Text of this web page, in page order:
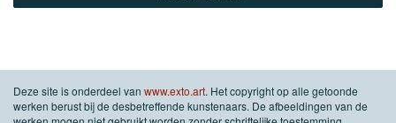
Deze site is onderdeel van www.exto.art. Het copyright op alle getoonde
werken berust bij de desbetreffende kunstenaars. De afbeeldingen van de